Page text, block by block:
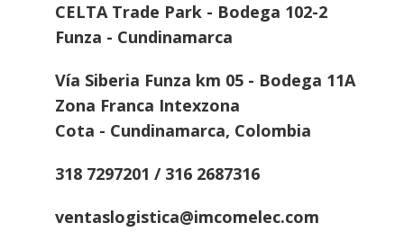
CELTA Trade Park - Bodega 102-2
Funza - Cundinamarca
Vía Siberia Funza km 05 - Bodega 11A
Zona Franca Intexzona
Cota - Cundinamarca, Colombia
318 7297201 / 316 2687316
ventaslogistica@imcomelec.com